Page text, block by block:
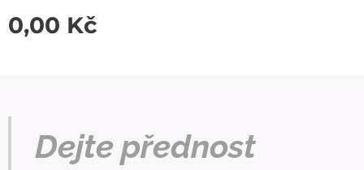
0,00 Kč
Dejte přednost